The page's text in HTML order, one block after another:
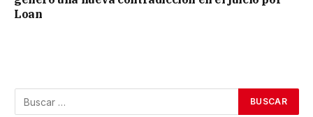
Loan